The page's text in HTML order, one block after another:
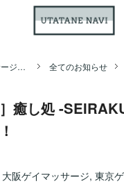
うたたねゲイマッサージ全国ナビ TOP 全てのお知らせ
］癒し処 -
大阪ゲイマッサージ, 東京